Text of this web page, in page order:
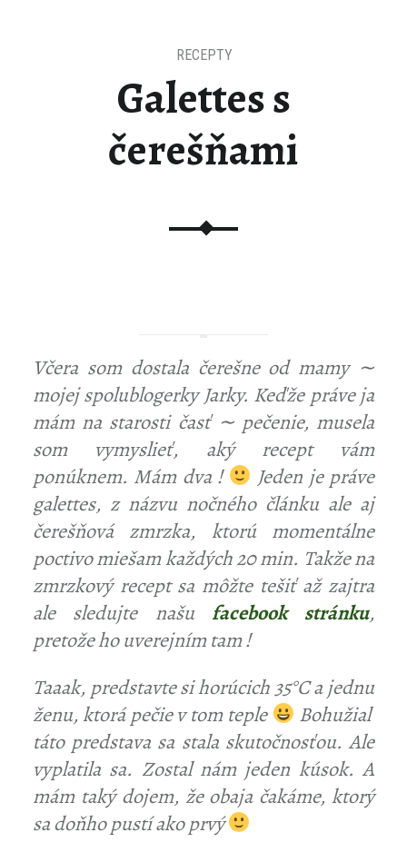
Galettes s
čerešňami
RECEPTY
Včera som dostala čerešne od mamy ∼
mojej spolublogerky Jarky. Keďže práve ja
mám na starosti časť ∼ pečenie, musela
som vymyslieť, aký recept vám
ponúknem. Mám dva !
Jeden je práve
galettes, z názvu nočného článku ale aj
čerešňová zmrzka, ktorú momentálne
poctivo miešam každých 20 min. Takže na
zmrzkový recept sa môžte tešiť až zajtra
ale sledujte našu facebook stránku,
pretože ho uverejním tam !
Taaak, predstavte si horúcich 35°C a jednu
ženu, ktorá pečie v tom teple
Bohužial
táto predstava sa stala skutočnosťou. Ale
vyplatila sa. Zostal nám jeden kúsok. A
mám taký dojem, že obaja čakáme, ktorý
sa doňho pustí ako prvý